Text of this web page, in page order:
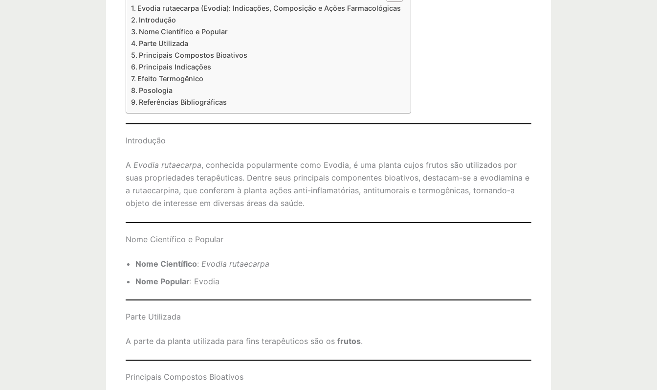
Evodia rutaecarpa (Evodia): Indicações, Composição e Ações Farmacológicas
Introdução
Nome Científico e Popular
Parte Utilizada
Principais Compostos Bioativos
Principais Indicações
Efeito Termogênico
Posologia
Referências Bibliográficas
Introdução
A Evodia rutaecarpa, conhecida popularmente como Evodia, é uma planta cujos frutos são utilizados por
suas propriedades terapêuticas. Dentre seus principais componentes bioativos, destacam-se a evodiamina e
a rutaecarpina, que conferem à planta ações anti-inflamatórias, antitumorais e termogênicas, tornando-a
objeto de interesse em diversas áreas da saúde.
Nome Científico e Popular
Nome Científico: Evodia rutaecarpa
Nome Popular: Evodia
Parte Utilizada
A parte da planta utilizada para fins terapêuticos são os frutos.
Principais Compostos Bioativos